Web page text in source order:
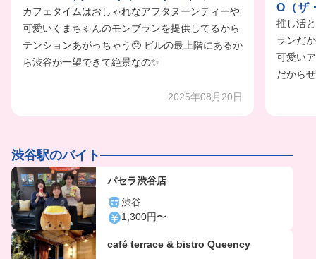
ー）』のバイトvlog
カフェタイムはおしゃれなアフタヌーンティーや
可愛いくまちゃんのモンブランを提供してるから
テンションあがっちゃう🥹 ビルの最上階にあるか
ら渋谷が一望できて絶景なの✨
2025年08月20日
O（ザ
イトし
推し活
ランだ
可愛い
だから
渋谷駅のバイト
パセラ渋谷店
渋谷
1,300円〜
café terrace & bistro Queency